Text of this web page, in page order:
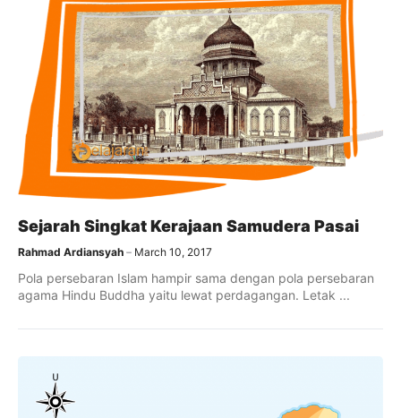
Sejarah Singkat Kerajaan Samudera Pasai
Rahmad Ardiansyah March 10, 2017
Pola persebaran Islam hampir sama dengan pola persebaran
agama Hindu Buddha yaitu lewat perdagangan. Letak ...